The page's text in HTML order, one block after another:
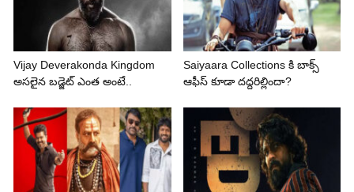
Vijay Deverakonda Kingdom
అసలైన బడ్జెట్ ఎంత అంటే..
Saiyaara Collections కి బాక్స్
ఆఫీస్ కూడా దద్దరిల్లిందా?